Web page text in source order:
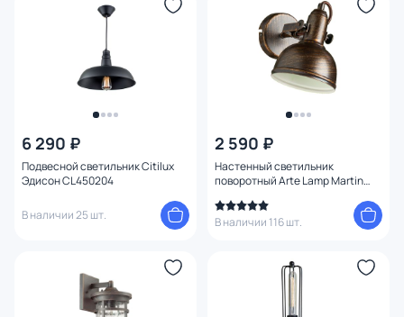
6 290 ₽
Подвесной светильник Citilux
Эдисон CL450204
В наличии 25 шт.
2 590 ₽
Настенный светильник
поворотный Arte Lamp Martin
В наличии 116 шт.